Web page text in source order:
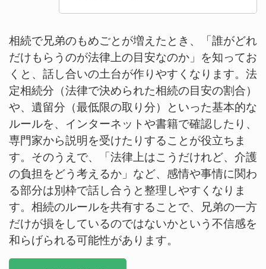
相続で兄弟のもめごとが増えたとき、「誰がどれ
だけもらうのが法律上の目安なのか」を知ってお
くと、話し合いの土台が作りやすくなります。法
定相続分（法律で決められた相続の目安の割合）
や、遺留分（最低限の取り分）といった基本的な
ルールを、インターネットや書籍で確認したり、
専門家から説明を受けたりすることが役立ちま
す。そのうえで、「法律上はこうだけれど、介護
の負担をどう考えるか」など、感情や事情に関わ
る部分は別枠で話し合うと整理しやすくなりま
す。相続のルールを共有することで、兄弟の一方
だけが損をしているのではないかという不信感を
和らげられる可能性があります。